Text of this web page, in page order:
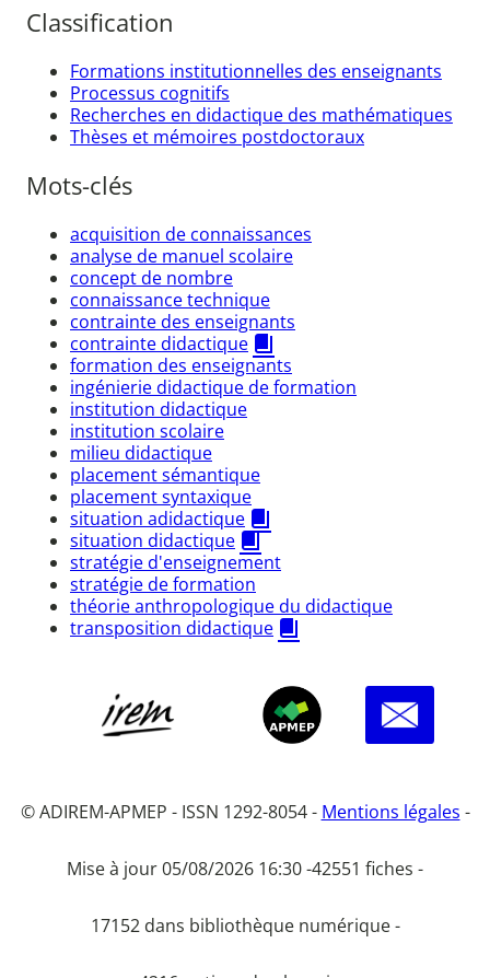
Classification
Formations institutionnelles des enseignants
Processus cognitifs
Recherches en didactique des mathématiques
Thèses et mémoires postdoctoraux
Mots-clés
acquisition de connaissances
analyse de manuel scolaire
concept de nombre
connaissance technique
contrainte des enseignants
contrainte didactique
formation des enseignants
ingénierie didactique de formation
institution didactique
institution scolaire
milieu didactique
placement sémantique
placement syntaxique
situation adidactique
situation didactique
stratégie d'enseignement
stratégie de formation
théorie anthropologique du didactique
transposition didactique
© ADIREM-APMEP - ISSN 1292-8054 - Mentions légales -
Mise à jour 05/08/2026 16:30 -42551 fiches -
17152 dans bibliothèque numérique -